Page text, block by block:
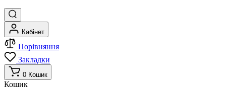
Кабінет
Порівняння
Закладки
0 Кошик
Кошик